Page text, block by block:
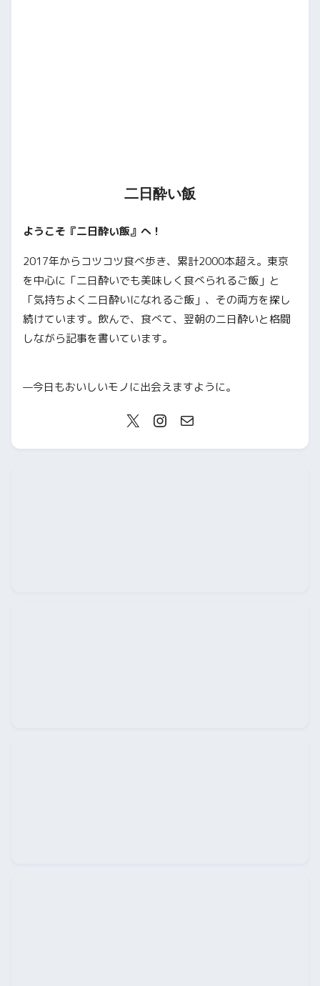
二日酔い飯
ようこそ『二日酔い飯』へ！
2017年からコツコツ食べ歩き、累計2000本超え。東京
を中心に「二日酔いでも美味しく食べられるご飯」と
「気持ちよく二日酔いになれるご飯」、その両方を探し
続けています。飲んで、食べて、翌朝の二日酔いと格闘
しながら記事を書いています。
—今日もおいしいモノに出会えますように。